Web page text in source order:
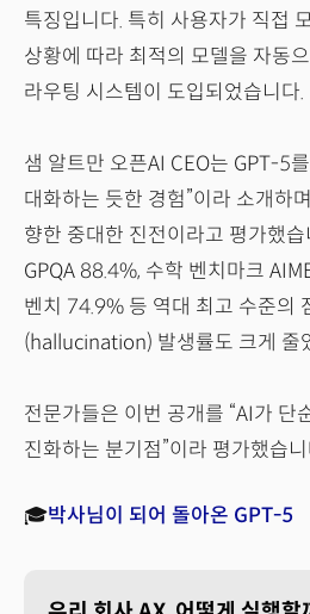
특징입니다. 특히 사용자가 직접
상황에 따라 최적의 모델을 자동
라우팅 시스템이 도입되었습니다.
샘 알트만 오픈AI CEO는 GPT-5
대화하는 듯한 경험”이라 소개하
향한 중대한 진전이라고 평가했
GPQA 88.4%, 수학 벤치마크
벤치 74.9% 등 역대 최고 수준의
(hallucination) 발생률도 크게 줄
전문가들은 이번 공개를 “AI가 단
진화하는 분기점”이라 평가했습니
🎓박사님이 되어 돌아온 GPT-5